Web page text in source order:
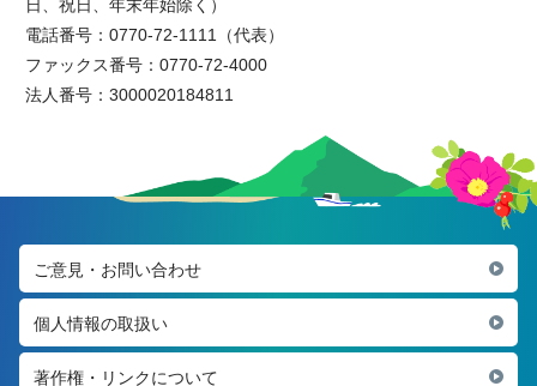
日、祝日、年末年始除く）
電話番号：0770-72-1111（代表）
ファックス番号：0770-72-4000
法人番号：3000020184811
ご意見・お問い合わせ
個人情報の取扱い
著作権・リンクについて